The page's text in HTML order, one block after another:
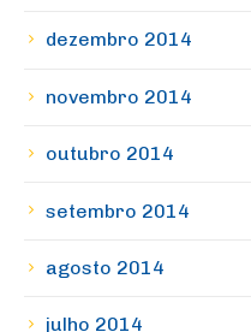
dezembro 2014
novembro 2014
outubro 2014
setembro 2014
agosto 2014
julho 2014